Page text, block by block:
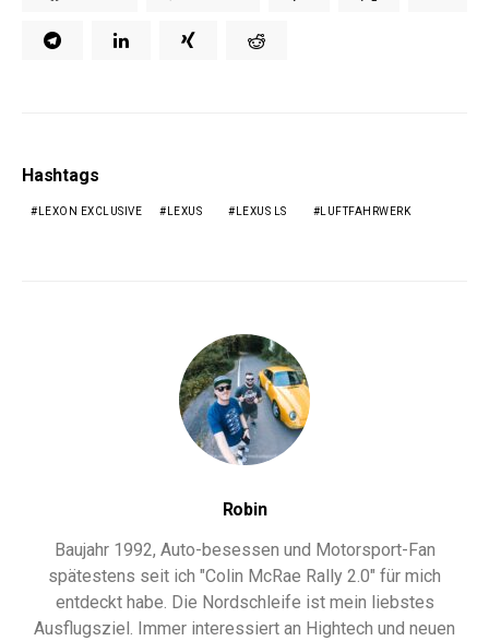
Hashtags
LEXON EXCLUSIVE LEXUS LEXUS LS LUFTFAHRWERK
Robin
Baujahr 1992, Auto-besessen und Motorsport-Fan
spätestens seit ich "Colin McRae Rally 2.0" für mich
entdeckt habe. Die Nordschleife ist mein liebstes
Ausflugsziel. Immer interessiert an Hightech und neuen